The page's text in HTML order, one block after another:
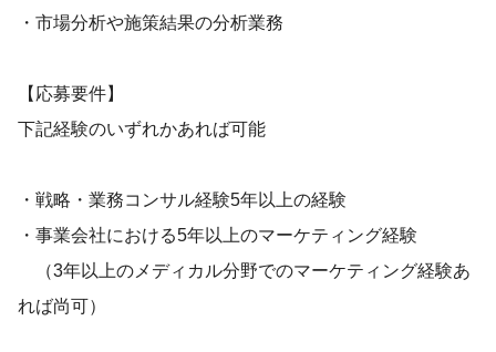
・市場分析や施策結果の分析業務
【応募要件】
下記経験のいずれかあれば可能
・戦略・業務コンサル経験5年以上の経験
・事業会社における5年以上のマーケティング経験
（3年以上のメディカル分野でのマーケティング経験あ
れば尚可）